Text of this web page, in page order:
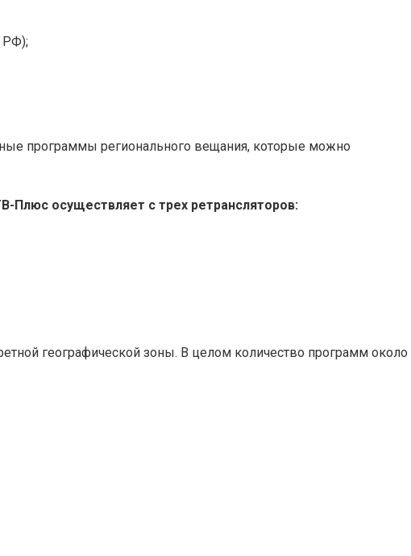
РФ);
программы регионального вещания, которые можно
Плюс осуществляет с трех ретрансляторов:
географической зоны. В целом количество программ около